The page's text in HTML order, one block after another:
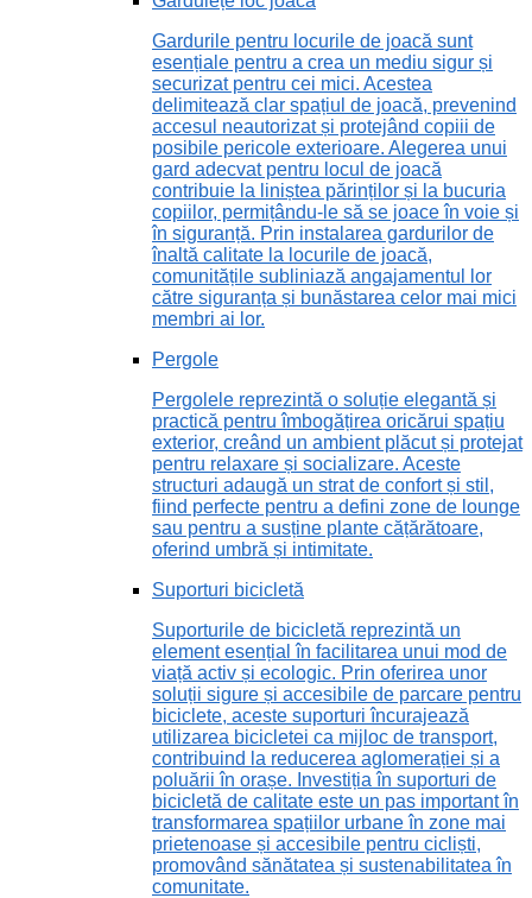
Gardurile pentru locurile de joacă sunt
esențiale pentru a crea un mediu sigur și
securizat pentru cei mici. Acestea
delimitează clar spațiul de joacă, prevenind
accesul neautorizat și protejând copiii de
posibile pericole exterioare. Alegerea unui
gard adecvat pentru locul de joacă
contribuie la liniștea părinților și la bucuria
copiilor, permițându-le să se joace în voie și
în siguranță. Prin instalarea gardurilor de
înaltă calitate la locurile de joacă,
comunitățile subliniază angajamentul lor
către siguranța și bunăstarea celor mai mici
membri ai lor.
Pergole
Pergolele reprezintă o soluție elegantă și
practică pentru îmbogățirea oricărui spațiu
exterior, creând un ambient plăcut și protejat
pentru relaxare și socializare. Aceste
structuri adaugă un strat de confort și stil,
fiind perfecte pentru a defini zone de lounge
sau pentru a susține plante cățărătoare,
oferind umbră și intimitate.
Suporturi bicicletă
Suporturile de bicicletă reprezintă un
element esențial în facilitarea unui mod de
viață activ și ecologic. Prin oferirea unor
soluții sigure și accesibile de parcare pentru
biciclete, aceste suporturi încurajează
utilizarea bicicletei ca mijloc de transport,
contribuind la reducerea aglomerației și a
poluării în orașe. Investiția în suporturi de
bicicletă de calitate este un pas important în
transformarea spațiilor urbane în zone mai
prietenoase și accesibile pentru cicliști,
promovând sănătatea și sustenabilitatea în
comunitate.